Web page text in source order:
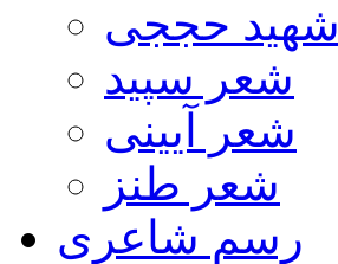
شهید حججی
شعر سپید
شعر آیینی
شعر طنز
رسم شاعری